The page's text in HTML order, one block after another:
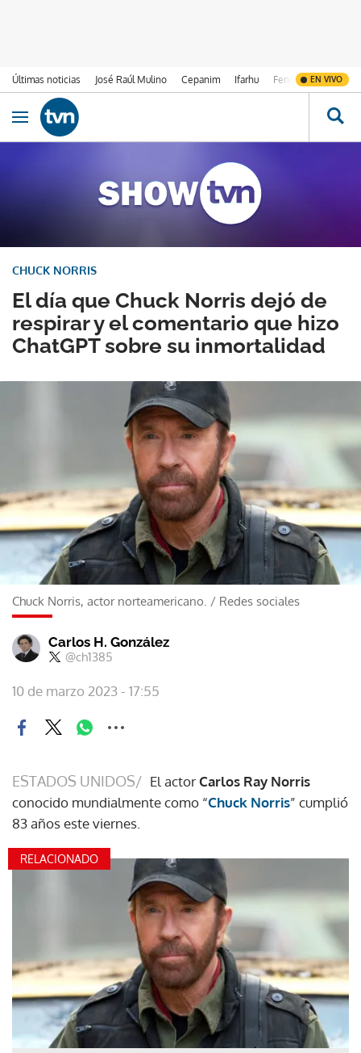
Últimas noticias José Raúl Mulino Cepanim Ifarhu Fenómeno de El
EN VIVO
Ir al contenido
Obrir navegació
El día que Chuck Norris dejó de
respirar y el comentario que hizo
ChatGPT sobre su inmortalidad
CHUCK NORRIS
Chuck Norris, actor norteamericano. / Redes sociales
Carlos H. González
@ch1385
10 de marzo 2023 - 17:55
ESTADOS UNIDOS/ El actorCarlos Ray Norris
conocido mundialmente como “Chuck Norris” cumplió
83 años este viernes.
RELACIONADO